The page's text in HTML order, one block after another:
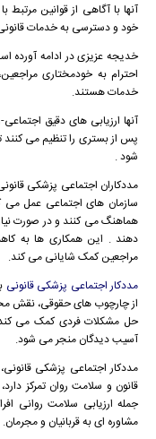
آنها با آگاهی از قوانین مرتبط
خود و دسترسی به خدمات
خدیجه عزیزی در ادامه آورده
احترام به خودمختاری
خدمات هستند.
آنها ارزیابی های دقیق
پس از بستری را تنظیم می کنند
شود .
مددکاران اجتماعی پزشکی
سازمان های اجتماعی عمل می
هماهنگ می کنند و در صورت
دهند . این همکاری ها به
مراجعین کمک شایانی می کند.
مددکار اجتماعی پزشکی قانونی
از چارچوب های حقوقی، نقش
حل مشکلات فردی کمک می
آسیب دیدگان منجر می شود.
مددکار اجتماعی پزشکی
قانون و سلامت روان تمرکز
جمله ارزیابی سلامت روانی
مشاوره ای به قربانیان و مجرمان.